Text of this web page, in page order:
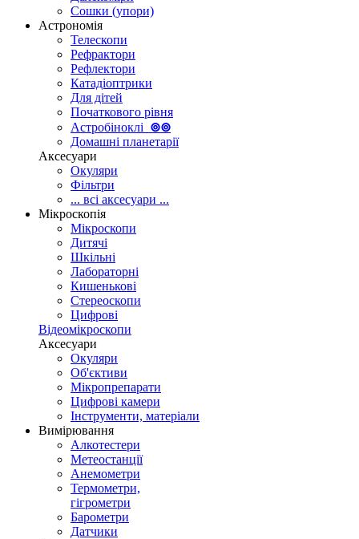
Сошки (упори)
Астрономія
Телескопи
Рефрактори
Рефлектори
Катадіоптрики
Для дітей
Початкового рівня
Астробіноклі ⊚⊚
Домашні планетарії
Аксесуари
Окуляри
Фільтри
... всі аксесуари ...
Мікроскопія
Мікроскопи
Дитячі
Шкільні
Лабораторні
Кишенькові
Стереоскопи
Цифрові
Відеомікроскопи
Аксесуари
Окуляри
Об'єктиви
Мікропрепарати
Цифрові камери
Інструменти, матеріали
Вимірювання
Алкотестери
Метеостанції
Анемометри
Термометри,
гігрометри
Барометри
Датчики